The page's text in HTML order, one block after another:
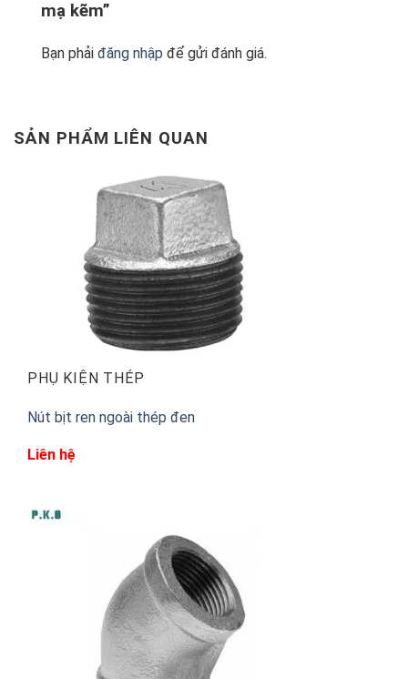
mạ kẽm”
Bạn phải đăng nhập để gửi đánh giá.
SẢN PHẨM LIÊN QUAN
PHỤ KIỆN THÉP
Nút bịt ren ngoài thép đen
Liên hệ